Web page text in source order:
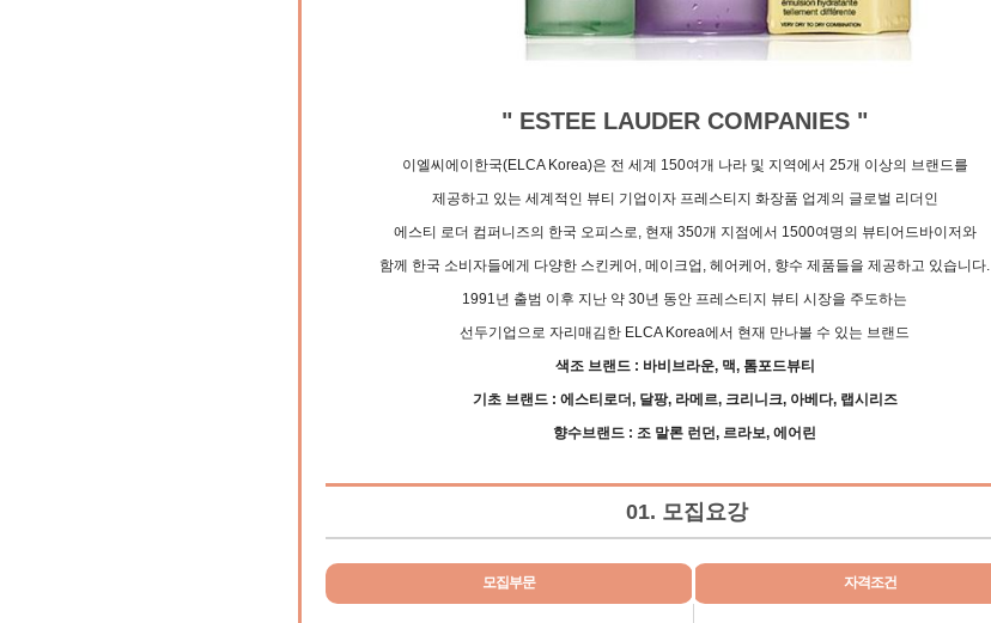
" ESTEE LAUDER COMPANIES "
이엘씨에이한국(ELCA Korea)은 전 세계 150여개 나라 및 지역에서 25개 이상의 브랜드를
제공하고 있는 세계적인 뷰티 기업이자 프레스티지 화장품 업계의 글로벌 리더인
에스티 로더 컴퍼니즈의 한국 오피스로, 현재 350개 지점에서 1500여명의 뷰티어드바이저와
함께 한국 소비자들에게 다양한 스킨케어, 메이크업, 헤어케어, 향수 제품들을 제공하고 있습니다.
1991년 출범 이후 지난 약 30년 동안 프레스티지 뷰티 시장을 주도하는
선두기업으로 자리매김한 ELCA Korea에서 현재 만나볼 수 있는 브랜드
색조 브랜드 : 바비브라운, 맥, 톰포드뷰티
기초 브랜드 : 에스티로더, 달팡, 라메르, 크리니크, 아베다, 랩시리즈
향수브랜드 : 조 말론 런던, 르라보, 에어린
01. 모집요강
모집부문 자격조건